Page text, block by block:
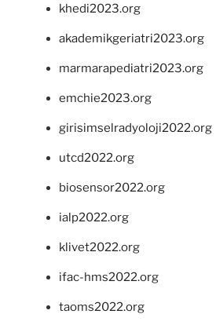
khedi2023.org
akademikgeriatri2023.org
marmarapediatri2023.org
emchie2023.org
girisimselradyoloji2022.org
utcd2022.org
biosensor2022.org
ialp2022.org
klivet2022.org
ifac-hms2022.org
taoms2022.org